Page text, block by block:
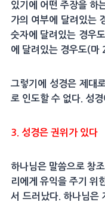
있기에 어떤 주장을 하
가의 여부에 달려있는
숫자에 달려있는 경우
에 달려있는 경우도(마
그렇기에 성경은 제대
로 인도할 수 없다. 성
3. 성경은 권위가 있다
하나님은 말씀으로 창
리에게 유익을 주기 위
서 드러났다. 하나님은